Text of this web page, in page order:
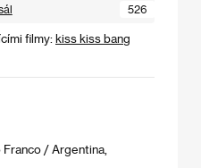
526
filmy: kiss kiss bang
Franco / Argentina,